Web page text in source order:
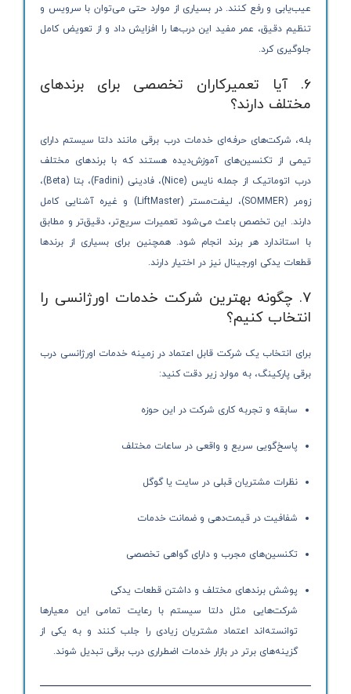
عیب‌یابی و رفع کنند. در بسیاری از موارد حتی می‌توان با سرویس و
تنظیم دقیق، عمر مفید این درب‌ها را افزایش داد و از تعویض کامل
جلوگیری کرد.
6. آیا تعمیرکاران تخصصی برای برندهای
مختلف دارند؟
بله، شرکت‌های حرفه‌ای خدمات درب برقی مانند دلتا سیستم دارای
تیمی از تکنسین‌های آموزش‌دیده هستند که با برندهای مختلف
درب اتوماتیک از جمله نایس (Nice)، فادینی (Fadini)، بتا (Beta)،
زومر (SOMMER)، لیفت‌مستر (LiftMaster) و غیره آشنایی کامل
دارند. این تخصص باعث می‌شود تعمیرات سریع‌تر، دقیق‌تر و مطابق
با استاندارد هر برند انجام شود. همچنین برای بسیاری از برندها
قطعات یدکی اورجینال نیز در اختیار دارند.
7. چگونه بهترین شرکت خدمات اورژانسی را
انتخاب کنیم؟
برای انتخاب یک شرکت قابل اعتماد در زمینه خدمات اورژانسی درب
برقی پارکینگ، به موارد زیر دقت کنید:
سابقه و تجربه کاری شرکت در این حوزه
پاسخ‌گویی سریع و واقعی در ساعات مختلف
نظرات مشتریان قبلی در سایت یا گوگل
شفافیت در قیمت‌دهی و ضمانت خدمات
تکنسین‌های مجرب و دارای گواهی تخصصی
پوشش برندهای مختلف و داشتن قطعات یدکی
شرکت‌هایی مثل دلتا سیستم با رعایت تمامی این معیارها
توانسته‌اند اعتماد مشتریان زیادی را جلب کنند و به یکی از
گزینه‌های برتر در بازار خدمات اضطراری درب برقی تبدیل شوند.